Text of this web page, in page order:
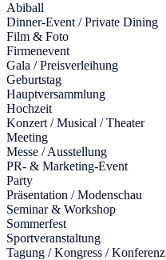
Abiball
Dinner-Event / Private Dining
Film & Foto
Firmenevent
Gala / Preisverleihung
Geburtstag
Hauptversammlung
Hochzeit
Konzert / Musical / Theater
Meeting
Messe / Ausstellung
PR- & Marketing-Event
Party
Präsentation / Modenschau
Seminar & Workshop
Sommerfest
Sportveranstaltung
Tagung / Kongress / Konferenz